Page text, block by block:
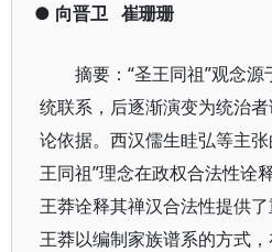
● 向晋卫 崔珊珊
摘要：“圣王同祖”观念
统联系，后逐渐演变为统治
论依据。西汉儒生眭弘等主张
王同祖”理念在政权合法性诠
王莽诠释其禅汉合法性提供
王莽以编制家族谱系的方式